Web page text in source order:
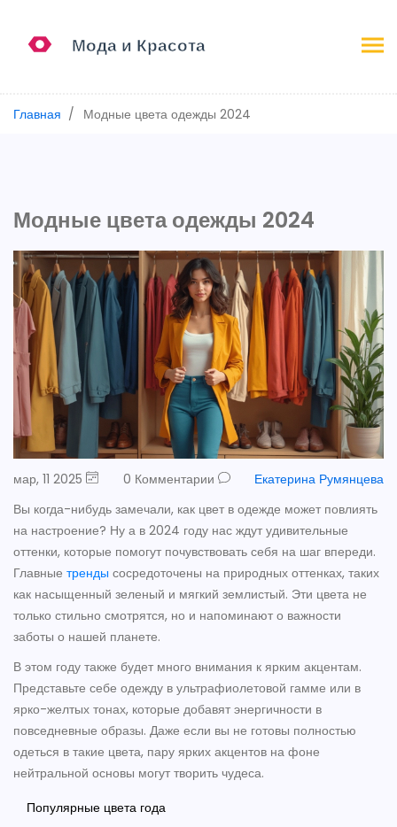
Главная Модные цвета одежды 2024
Модные цвета одежды 2024
мар, 11 2025 0 Комментарии
Екатерина Румянцева
Вы когда-нибудь замечали, как цвет в одежде может повлиять
на настроение? Ну а в 2024 году нас ждут удивительные
оттенки, которые помогут почувствовать себя на шаг впереди.
Главные тренды сосредоточены на природных оттенках, таких
как насыщенный зеленый и мягкий землистый. Эти цвета не
только стильно смотрятся, но и напоминают о важности
заботы о нашей планете.
В этом году также будет много внимания к ярким акцентам.
Представьте себе одежду в ультрафиолетовой гамме или в
ярко-желтых тонах, которые добавят энергичности в
повседневные образы. Даже если вы не готовы полностью
одеться в такие цвета, пару ярких акцентов на фоне
нейтральной основы могут творить чудеса.
Популярные цвета года